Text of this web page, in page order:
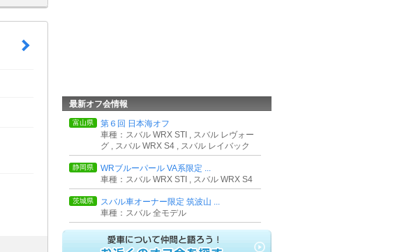
最新オフ会情報
富山県
第６回 日本海オフ
車種：スバル WRX STI , スバル レヴォー
グ , スバル WRX S4 , スバル レイバック
静岡県
WRブルーパール VA系限定 ...
車種：スバル WRX STI , スバル WRX S4
茨城県
スバル車オーナー限定 筑波山 ...
車種：スバル 全モデル